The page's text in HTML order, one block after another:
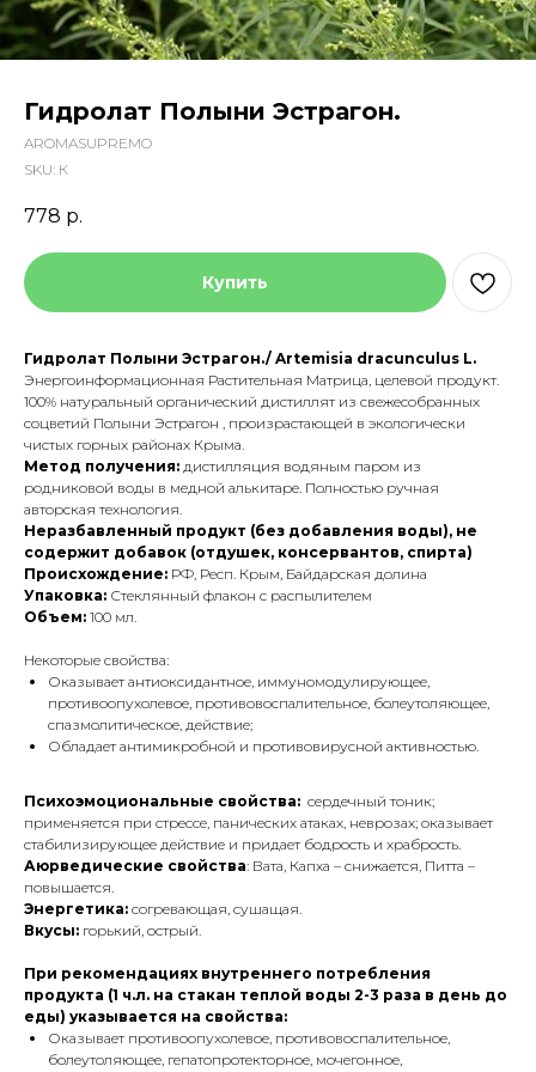
Гидролат Полыни Эстрагон.
AROMASUPREMO
SKU: К
778 р.
Купить
Гидролат Полыни Эстрагон./ Artemisia dracunculus L.
Энергоинформационная Растительная Матрица, целевой продукт.
100% натуральный органический дистиллят из свежесобранных
соцветий Полыни Эстрагон , произрастающей в экологически
чистых горных районах Крыма.
Метод получения: дистилляция водяным паром из
родниковой воды в медной алькитаре. Полностью ручная
авторская технология.
Неразбавленный продукт (без добавления воды), не
содержит добавок (отдушек, консервантов, спирта)
Происхождение: РФ, Респ. Крым, Байдарская долина
Упаковка: Стеклянный флакон с распылителем
Объем: 100 мл.
Некоторые свойства:
Оказывает антиоксидантное, иммуномодулирующее,
противоопухолевое, противовоспалительное, болеутоляющее,
спазмолитическое, действие;
Обладает антимикробной и противовирусной активностью.
Психоэмоциональные свойства: сердечный тоник;
применяется при стрессе, панических атаках, неврозах; оказывает
стабилизирующее действие и придает бодрость и храбрость.
Аюрведические свойства: Вата, Капха – снижается, Питта –
повышается.
Энергетика: согревающая, сушащая.
Вкусы: горький, острый.
При рекомендациях внутреннего потребления
продукта (1 ч.л. на стакан теплой воды 2-3 раза в день до
еды) указывается на свойства:
Оказывает противоопухолевое, противовоспалительное,
болеутоляющее, гепатопротекторное, мочегонное,